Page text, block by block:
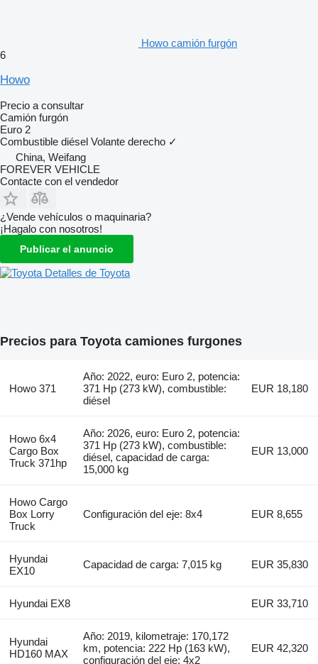
Howo camión furgón
6
Howo
Precio a consultar
Camión furgón
Euro 2
Combustible diésel Volante derecho ✓
China, Weifang
FOREVER VEHICLE
Contacte con el vendedor
¿Vende vehículos o maquinaria?
¡Hagalo con nosotros!
Publicar el anuncio
Detalles de Toyota
Precios para Toyota camiones furgones
Howo 371
Año: 2022, euro: Euro 2, potencia:
371 Hp (273 kW), combustible:
diésel
EUR 18,180
Howo 6x4
Cargo Box
Truck 371hp
Año: 2026, euro: Euro 2, potencia:
371 Hp (273 kW), combustible:
diésel, capacidad de carga:
15,000 kg
EUR 13,000
Howo Cargo
Box Lorry
Truck
Configuración del eje: 8x4 EUR 8,655
Hyundai
EX10
Capacidad de carga: 7,015 kg EUR 35,830
Hyundai EX8 EUR 33,710
Hyundai
HD160 MAX
Año: 2019, kilometraje: 170,172
km, potencia: 222 Hp (163 kW),
configuración del eje: 4x2
EUR 42,320